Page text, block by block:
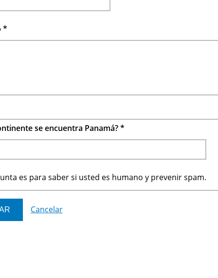
*
se encuentra Panamá?*
es para saber si usted es humano y prevenir spam.
Cancelar